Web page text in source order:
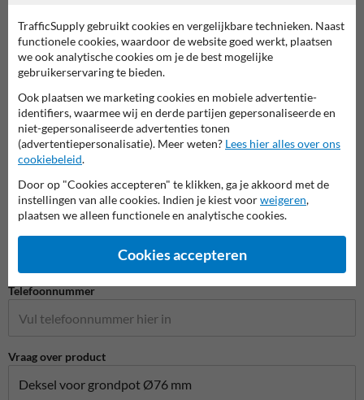
Stel je vraag aan Scheepvaartbord.nl
Naam*
Bedrijfsnaam
E-mailadres*
Telefoonnummer
Vraag over product
TrafficSupply gebruikt cookies en vergelijkbare technieken. Naast
functionele cookies, waardoor de website goed werkt, plaatsen
we ook analytische cookies om je de best mogelijke
gebruikerservaring te bieden.
Ook plaatsen we marketing cookies en mobiele advertentie-
identifiers, waarmee wij en derde partijen gepersonaliseerde en
niet-gepersonaliseerde advertenties tonen
(advertentiepersonalisatie). Meer weten? Lees hier alles over ons
cookiebeleid.
Door op "Cookies accepteren" te klikken, ga je akkoord met de
instellingen van alle cookies. Indien je kiest voorweigeren,
plaatsen we alleen functionele en analytische cookies.
Cookies accepteren